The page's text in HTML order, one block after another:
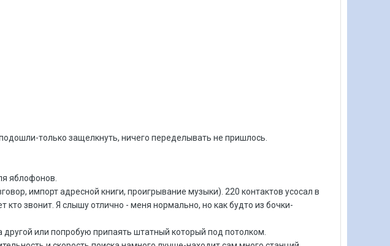
только защелкнуть, ничего переделывать не пришлось.
яблофонов.
импорт адресной книги, проигрывание музыки). 220 контактов усосал в
звонит. Я слышу отлично - меня нормально, но как будто из бочки-
или попробую припаять штатный который под потолком.